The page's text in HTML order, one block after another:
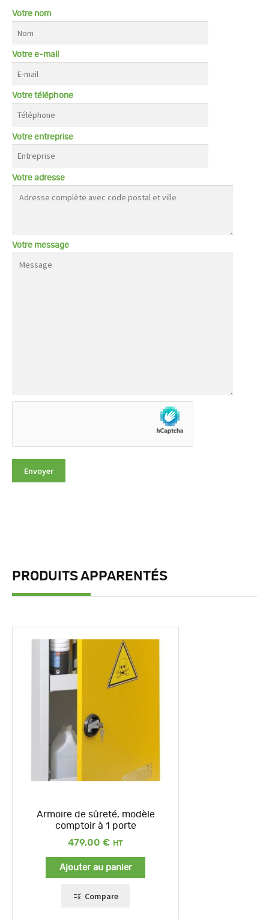
Votre nom
Votre e-mail
Votre téléphone
Votre entreprise
Votre adresse
Votre message
PRODUITS APPARENTÉS
Armoire de sûreté, modèle
comptoir à 1 porte
479,00 €
Ajouter au panier
Compare